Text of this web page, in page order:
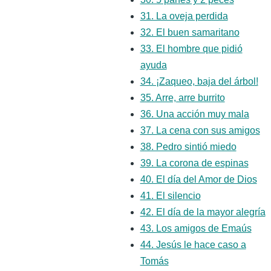
31. La oveja perdida
32. El buen samaritano
33. El hombre que pidió
ayuda
34. ¡Zaqueo, baja del árbol!
35. Arre, arre burrito
36. Una acción muy mala
37. La cena con sus amigos
38. Pedro sintió miedo
39. La corona de espinas
40. El día del Amor de Dios
41. El silencio
42. El día de la mayor alegría
43. Los amigos de Emaús
44. Jesús le hace caso a
Tomás